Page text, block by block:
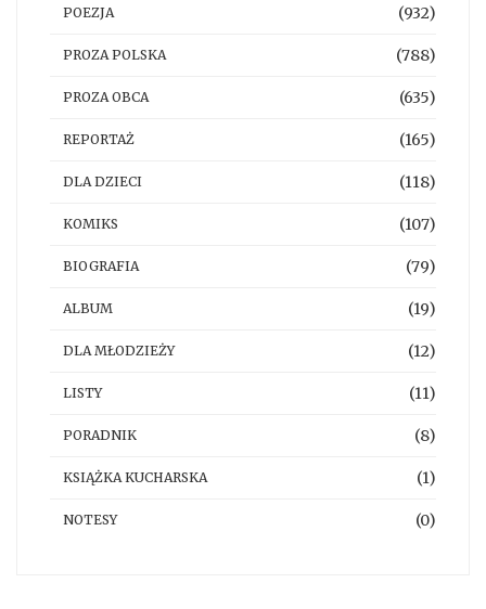
POEZJA (932)
PROZA POLSKA (788)
PROZA OBCA (635)
REPORTAŻ (165)
DLA DZIECI (118)
KOMIKS (107)
BIOGRAFIA (79)
ALBUM (19)
DLA MŁODZIEŻY (12)
LISTY (11)
PORADNIK (8)
KSIĄŻKA KUCHARSKA (1)
NOTESY (0)